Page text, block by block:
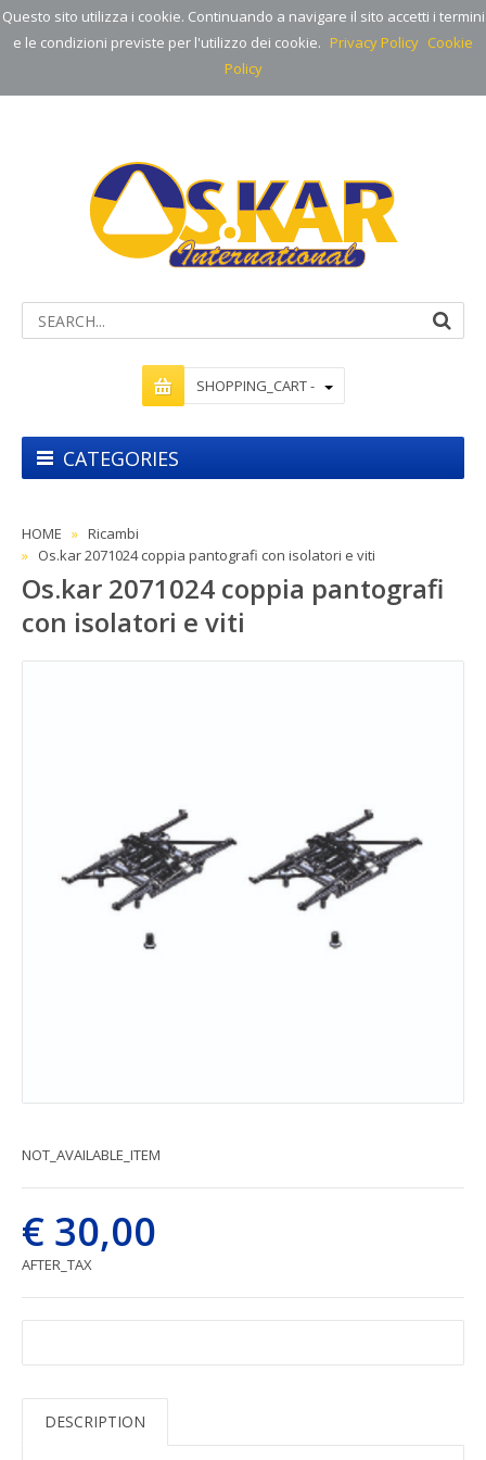
Questo sito utilizza i cookie. Continuando a navigare il sito accetti i termini
e le condizioni previste per l'utilizzo dei cookie. Privacy Policy Cookie
Policy
SHOPPING_CART -
CATEGORIES
HOME
Ricambi
Os.kar 2071024 coppia pantografi con isolatori e viti
Os.kar 2071024 coppia pantografi
con isolatori e viti
NOT_AVAILABLE_ITEM
€ 30,00
AFTER_TAX
DESCRIPTION